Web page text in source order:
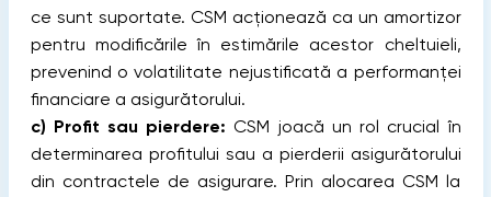
ce sunt suportate. CSM acționează ca un amortizor
pentru modificările în estimările acestor cheltuieli,
prevenind o volatilitate nejustificată a performanței
financiare a asigurătorului.
c) Profit sau pierdere:CSM joacă un rol crucial în
determinarea profitului sau a pierderii asigurătorului
din contractele de asigurare. Prin alocarea CSM la